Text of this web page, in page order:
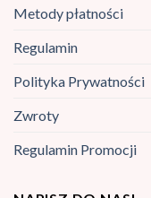
Metody płatności
Regulamin
Polityka Prywatności
Zwroty
Regulamin Promocji